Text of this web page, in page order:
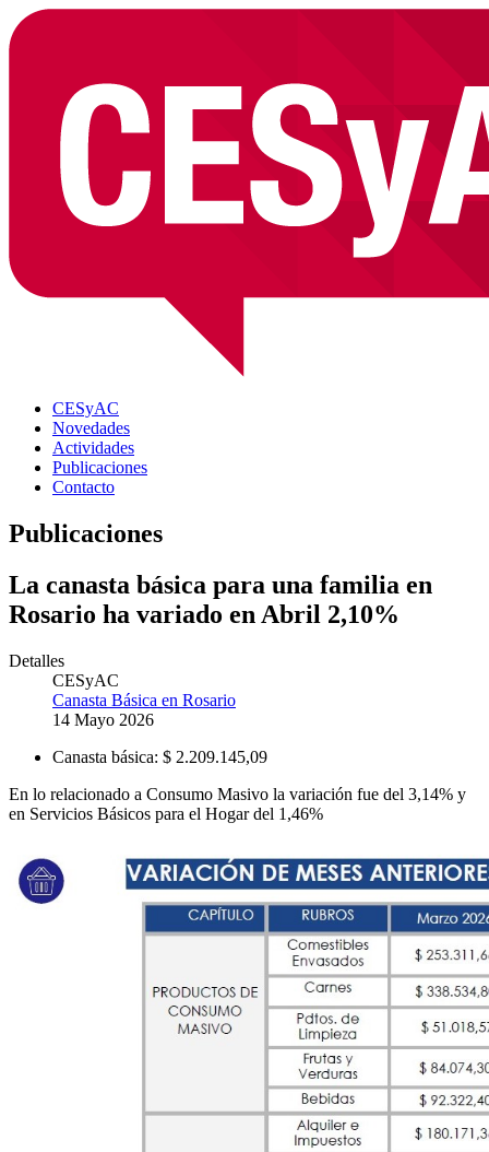
CESyAC
Novedades
Actividades
Publicaciones
Contacto
Publicaciones
La canasta básica para una familia en
Rosario ha variado en Abril 2,10%
Detalles
CESyAC
Canasta Básica en Rosario
14 Mayo 2026
Canasta básica: $ 2.209.145,09
En lo relacionado a Consumo Masivo la variación fue del 3,14% y
en Servicios Básicos para el Hogar del 1,46%